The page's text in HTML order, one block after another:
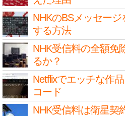
NHKのBSメッセー
する方法
NHK受信料の全額免
るか？
Netflixでエッチな作
コード
NHK受信料は衛星契